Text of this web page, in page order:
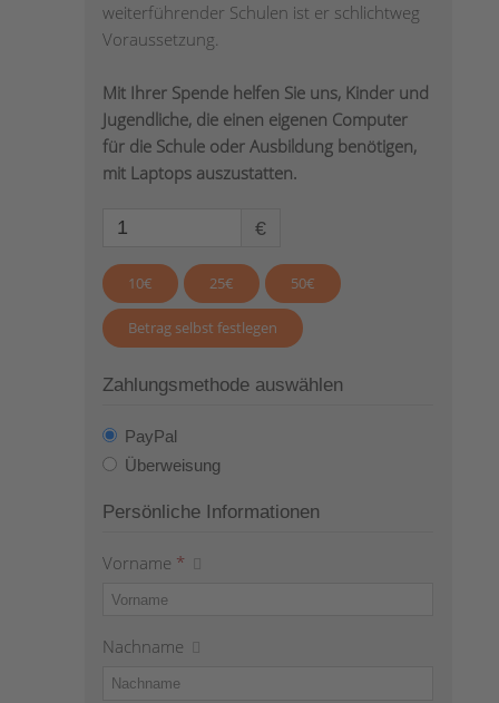
weiterführender Schulen ist er schlichtweg
Voraussetzung.
Mit Ihrer Spende helfen Sie uns, Kinder und
Jugendliche, die einen eigenen Computer
für die Schule oder Ausbildung benötigen,
mit Laptops auszustatten.
€
10€ 25€ 50€
Betrag selbst festlegen
Zahlungsmethode auswählen
PayPal
Überweisung
Persönliche Informationen
Vorname *
Nachname